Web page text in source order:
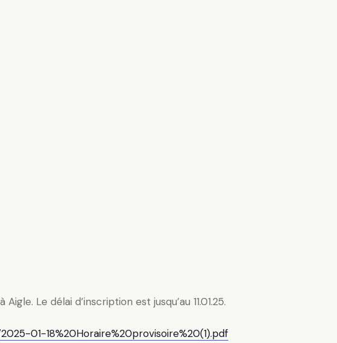
Le délai d’inscription est jusqu’au 11.01.25.
01-18%20Horaire%20provisoire%20(1).pdf